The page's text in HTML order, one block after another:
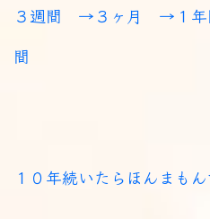
３週間 →３ヶ月 →１
間
１０年続いたらほんまも